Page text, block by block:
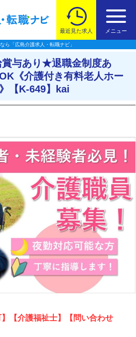
ら「広島介護求人・転職ナビ」
最近見た求人 メニュー
与あり★退職金制度あ
《介護付き有料老人ホー
【K-649】kai
】【介護福祉士】【問い合わせ